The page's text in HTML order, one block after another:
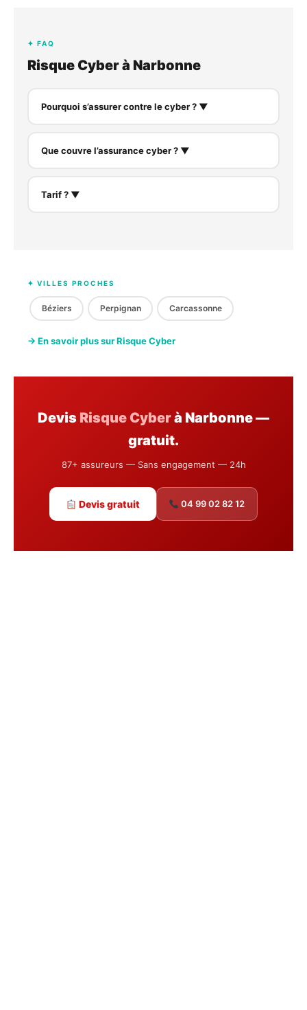
✦ FAQ
Risque Cyber à Narbonne
Pourquoi s’assurer contre le cyber ? ▼
Que couvre l’assurance cyber ? ▼
Tarif ? ▼
✦ VILLES PROCHES
Béziers Perpignan Carcassonne
→ En savoir plus sur Risque Cyber
Devis Risque Cyberà Narbonne —
gratuit.
87+ assureurs — Sans engagement — 24h
Devis gratuit 04 99 02 82 12